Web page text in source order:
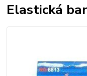
Elastická